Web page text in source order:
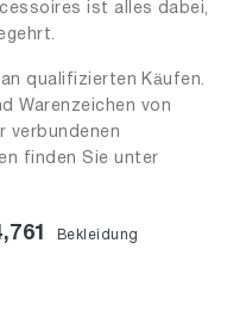
ist alles dabei,
qualifizierten Käufen.
Warenzeichen von
verbundenen
finden Sie unter
Bekleidung